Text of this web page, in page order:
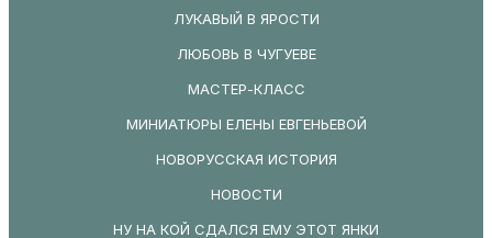
ЛУКАВЫЙ В ЯРОСТИ
ЛЮБОВЬ В ЧУГУЕВЕ
МАСТЕР-КЛАСС
МИНИАТЮРЫ ЕЛЕНЫ ЕВГЕНЬЕВОЙ
НОВОРУССКАЯ ИСТОРИЯ
НОВОСТИ
НУ НА КОЙ СДАЛСЯ ЕМУ ЭТОТ ЯНКИ